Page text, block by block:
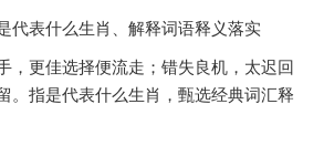
代表什么生肖、解释词语释义落实
，更佳选择便流走；错失良机，太迟回
。指是代表什么生肖，甄选经典词汇释